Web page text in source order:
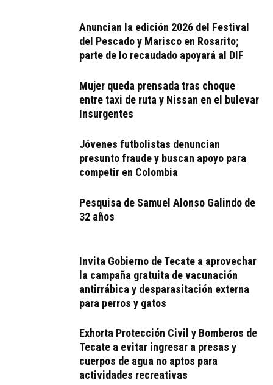
Anuncian la edición 2026 del Festival
del Pescado y Marisco en Rosarito;
parte de lo recaudado apoyará al DIF
Mujer queda prensada tras choque
entre taxi de ruta y Nissan en el bulevar
Insurgentes
Jóvenes futbolistas denuncian
presunto fraude y buscan apoyo para
competir en Colombia
Pesquisa de Samuel Alonso Galindo de
32 años
Invita Gobierno de Tecate a aprovechar
la campaña gratuita de vacunación
antirrábica y desparasitación externa
para perros y gatos
Exhorta Protección Civil y Bomberos de
Tecate a evitar ingresar a presas y
cuerpos de agua no aptos para
actividades recreativas